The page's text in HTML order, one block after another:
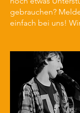
gebrauchen?
einfach bei uns!